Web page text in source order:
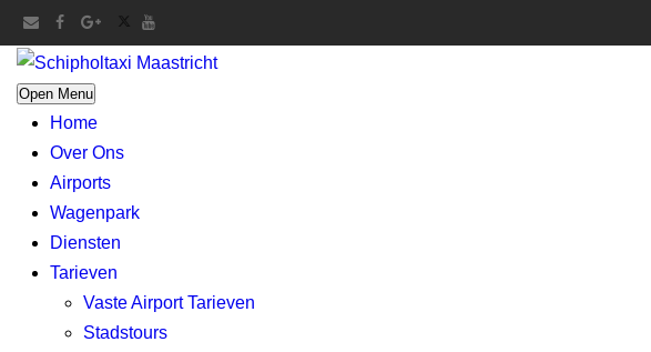
Open Menu
Home
Over Ons
Airports
Wagenpark
Diensten
Tarieven
Vaste Airport Tarieven
Stadstours